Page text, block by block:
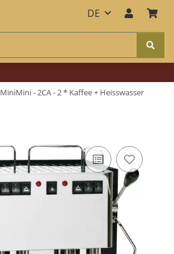
DE
MiniMini - 2CA - 2 * Kaffee + Heisswasser